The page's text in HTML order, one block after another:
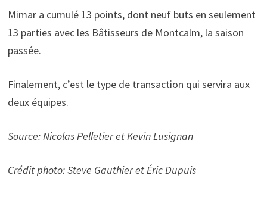
Mimar a cumulé 13 points, dont neuf buts en seulement
13 parties avec les Bâtisseurs de Montcalm, la saison
passée.
Finalement, c’est le type de transaction qui servira aux
deux équipes.
Source: Nicolas Pelletier et Kevin Lusignan
Crédit photo: Steve Gauthier et Éric Dupuis